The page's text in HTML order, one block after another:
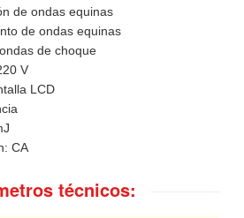
de ondas equinas
de ondas equinas
de choque
V
LCD
CA
técnicos: